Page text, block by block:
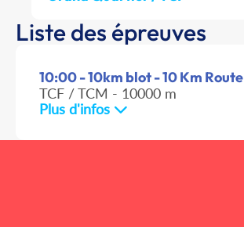
Liste des épreuves
10:00 - 10km blot - 10 Km Route
TCF / TCM - 10000 m
Plus d'infos